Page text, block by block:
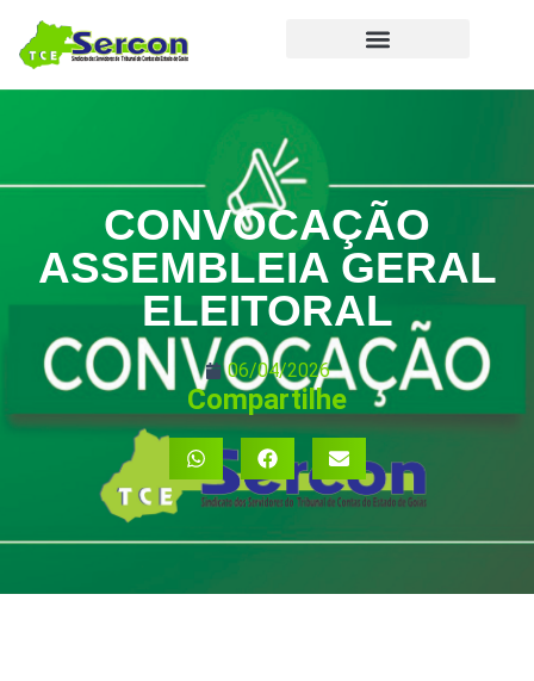
CONVOCAÇÃO
ASSEMBLEIA GERAL
ELEITORAL
06/04/2026
Compartilhe